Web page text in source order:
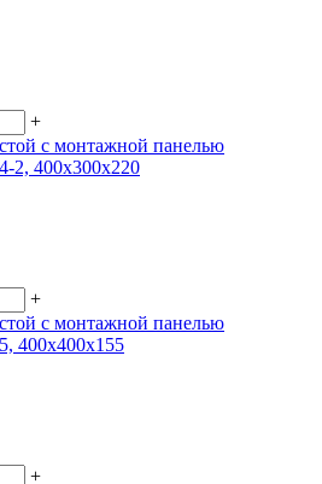
+
с монтажной панелью
400х300х220
+
с монтажной панелью
400х400х155
+